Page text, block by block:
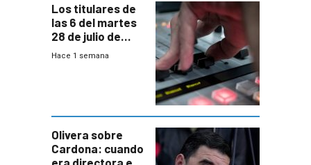
Los titulares de
las 6 del martes
28 de julio de
2026
Hace 1 semana
Olivera sobre
Cardona: cuando
era directora en